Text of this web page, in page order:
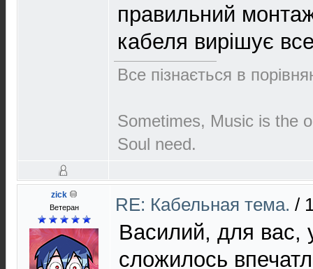
правильний
кабеля вирішує
Все пізнається в
Sometimes, Music is the
Soul need.
zick
Ветеран RE: Кабельная тема. /
Василий, для вас,
сложилось